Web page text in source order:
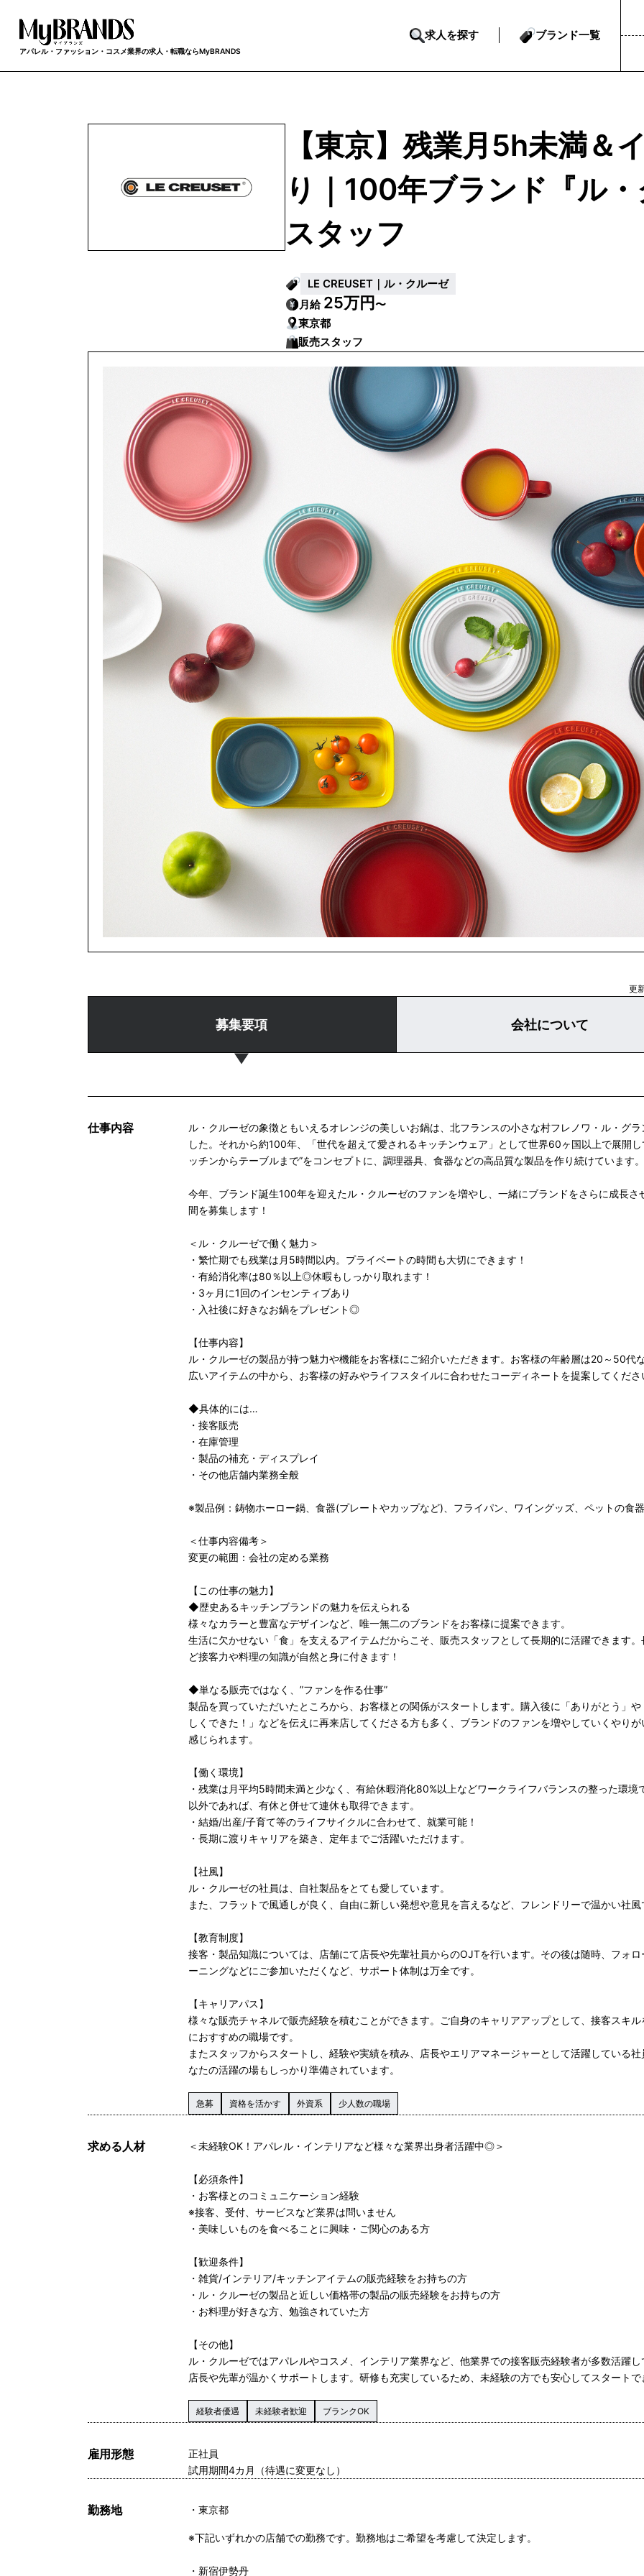
アパレル・ファッション・コスメ業界の求人・転職ならMyBRANDS
求人を探す ブランド一覧
【東京】残業月5h未満＆
り｜100年ブランド『ル
スタッフ
LE CREUSET｜ル・クルーゼ
月給 25万円〜
東京都
販売スタッフ
更
募集要項 会社について
仕事内容
ル・クルーゼの象徴ともいえるオレンジの美しいお鍋は、北フランスの小さな村フレノワ・ル・グラ
した。それから約100年、「世代を超えて愛されるキッチンウェア」として世界60ヶ国以上で展開
ッチンからテーブルまで”をコンセプトに、調理器具、食器などの高品質な製品を作り続けています。
今年、ブランド誕生100年を迎えたル・クルーゼのファンを増やし、一緒にブランドをさらに成長さ
間を募集します！
＜ル・クルーゼで働く魅力＞
・繁忙期でも残業は月5時間以内。プライベートの時間も大切にできます！
・有給消化率は80％以上◎休暇もしっかり取れます！
・3ヶ月に1回のインセンティブあり
・入社後に好きなお鍋をプレゼント◎
【仕事内容】
ル・クルーゼの製品が持つ魅力や機能をお客様にご紹介いただきます。お客様の年齢層は20～50代
広いアイテムの中から、お客様の好みやライフスタイルに合わせたコーディネートを提案してくださ
◆具体的には…
・接客販売
・在庫管理
・製品の補充・ディスプレイ
・その他店舗内業務全般
※製品例：鋳物ホーロー鍋、食器(プレートやカップなど)、フライパン、ワイングッズ、ペットの食
＜仕事内容備考＞
変更の範囲：会社の定める業務
【この仕事の魅力】
◆歴史あるキッチンブランドの魅力を伝えられる
様々なカラーと豊富なデザインなど、唯一無二のブランドをお客様に提案できます。
生活に欠かせない「食」を支えるアイテムだからこそ、販売スタッフとして長期的に活躍できます。
ど接客力や料理の知識が自然と身に付きます！
◆単なる販売ではなく、”ファンを作る仕事”
製品を買っていただいたところから、お客様との関係がスタートします。購入後に「ありがとう」
しくできた！」などを伝えに再来店してくださる方も多く、ブランドのファンを増やしていくやりが
感じられます。
【働く環境】
・残業は月平均5時間未満と少なく、有給休暇消化80%以上などワークライフバランスの整った環境
以外であれば、有休と併せて連休も取得できます。
・結婚/出産/子育て等のライフサイクルに合わせて、就業可能！
・長期に渡りキャリアを築き、定年までご活躍いただけます。
【社風】
ル・クルーゼの社員は、自社製品をとても愛しています。
また、フラットで風通しが良く、自由に新しい発想や意見を言えるなど、フレンドリーで温かい社風
【教育制度】
接客・製品知識については、店舗にて店長や先輩社員からのOJTを行います。その後は随時、フォロ
ーニングなどにご参加いただくなど、サポート体制は万全です。
【キャリアパス】
様々な販売チャネルで販売経験を積むことができます。ご自身のキャリアアップとして、接客スキ
におすすめの職場です。
またスタッフからスタートし、経験や実績を積み、店長やエリアマネージャーとして活躍している社
なたの活躍の場もしっかり準備されています。
急募 資格を活かす 外資系 少人数の職場
求める人材 ＜未経験OK！アパレル・インテリアなど様々な業界出身者活躍中◎＞
【必須条件】
・お客様とのコミュニケーション経験
※接客、受付、サービスなど業界は問いません
・美味しいものを食べることに興味・ご関心のある方
【歓迎条件】
・雑貨/インテリア/キッチンアイテムの販売経験をお持ちの方
・ル・クルーゼの製品と近しい価格帯の製品の販売経験をお持ちの方
・お料理が好きな方、勉強されていた方
【その他】
ル・クルーゼではアパレルやコスメ、インテリア業界など、他業界での接客販売経験者が多数活躍し
店長や先輩が温かくサポートします。研修も充実しているため、未経験の方でも安心してスタートで
経験者優遇 未経験者歓迎 ブランクOK
雇用形態
正社員
試用期間4カ月（待遇に変更なし）
勤務地 東京都
※下記いずれかの店舗での勤務です。勤務地はご希望を考慮して決定します。
・新宿伊勢丹